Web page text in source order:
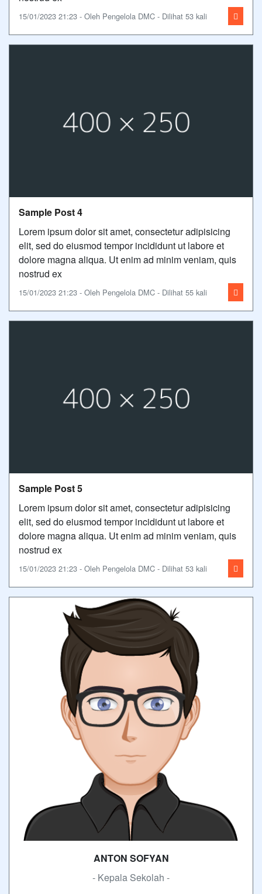
15/01/2023 21:23 - Oleh Pengelola DMC - Dilihat 53 kali
Sample Post 4
Lorem ipsum dolor sit amet, consectetur adipisicing
elit, sed do eiusmod tempor incididunt ut labore et
dolore magna aliqua. Ut enim ad minim veniam, quis
nostrud ex
15/01/2023 21:23 - Oleh Pengelola DMC - Dilihat 55 kali
Sample Post 5
Lorem ipsum dolor sit amet, consectetur adipisicing
elit, sed do eiusmod tempor incididunt ut labore et
dolore magna aliqua. Ut enim ad minim veniam, quis
nostrud ex
15/01/2023 21:23 - Oleh Pengelola DMC - Dilihat 53 kali
ANTON SOFYAN
- Kepala Sekolah -